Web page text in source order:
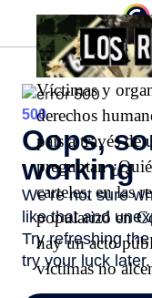
Víctimas y
derechos
país a través de
preguntan
carteles, en las
popularizó en
hay un acto
víctimas no